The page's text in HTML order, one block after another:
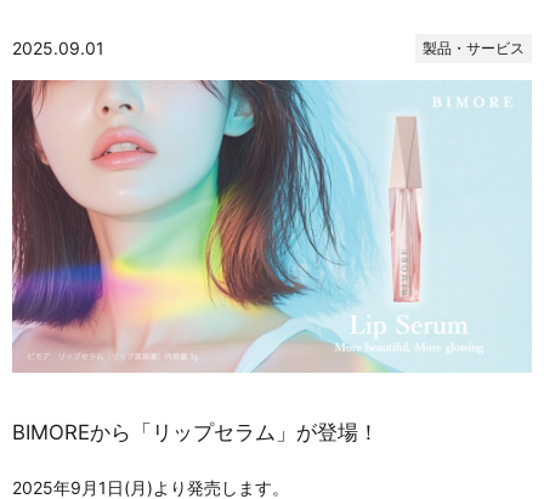
2025.09.01 製品・サービス
BIMOREから「リップセラム」が登場！
2025年9月1日(月)より発売します。